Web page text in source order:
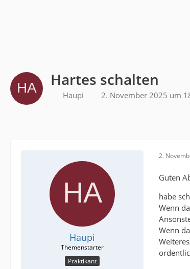
Hartes schalten
Haupi 2. November 2025 um
Haupi
Praktikant
2.
Guten
habe
Wenn
Wenn